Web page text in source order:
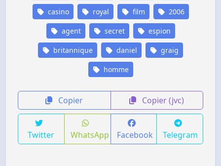
casino royal film 2006
agent secret espion
britannique daniel graig
homme
Copier Copier (jvc)
Twitter WhatsApp Facebook Telegram